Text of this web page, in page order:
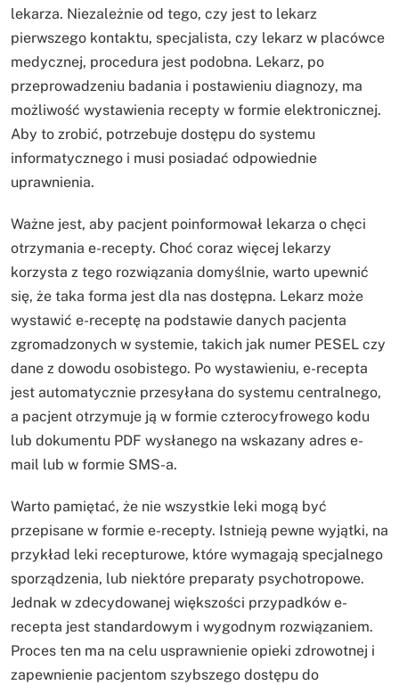
lekarza. Niezależnie od tego, czy jest to lekarz
pierwszego kontaktu, specjalista, czy lekarz w placówce
medycznej, procedura jest podobna. Lekarz, po
przeprowadzeniu badania i postawieniu diagnozy, ma
możliwość wystawienia recepty w formie elektronicznej.
Aby to zrobić, potrzebuje dostępu do systemu
informatycznego i musi posiadać odpowiednie
uprawnienia.
Ważne jest, aby pacjent poinformował lekarza o chęci
otrzymania e-recepty. Choć coraz więcej lekarzy
korzysta z tego rozwiązania domyślnie, warto upewnić
się, że taka forma jest dla nas dostępna. Lekarz może
wystawić e-receptę na podstawie danych pacjenta
zgromadzonych w systemie, takich jak numer PESEL czy
dane z dowodu osobistego. Po wystawieniu, e-recepta
jest automatycznie przesyłana do systemu centralnego,
a pacjent otrzymuje ją w formie czterocyfrowego kodu
lub dokumentu PDF wysłanego na wskazany adres e-
mail lub w formie SMS-a.
Warto pamiętać, że nie wszystkie leki mogą być
przepisane w formie e-recepty. Istnieją pewne wyjątki, na
przykład leki recepturowe, które wymagają specjalnego
sporządzenia, lub niektóre preparaty psychotropowe.
Jednak w zdecydowanej większości przypadków e-
recepta jest standardowym i wygodnym rozwiązaniem.
Proces ten ma na celu usprawnienie opieki zdrowotnej i
zapewnienie pacjentom szybszego dostępu do